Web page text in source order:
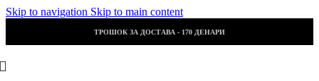
Skip to navigation Skip to main content
ТРОШОК ЗА ДОСТАВА - 170 ДЕНАРИ